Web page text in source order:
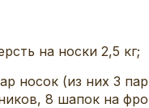
на носки 2,5 кг;
носок (из них 3
8 шапок на